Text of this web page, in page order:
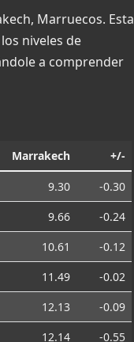
Marruecos. Esta
niveles de
a comprender
Marrakech +/-
9.30
-0.30
9.66
-0.24
10.61
-0.12
11.49
-0.02
12.13
-0.09
12.14
-0.55